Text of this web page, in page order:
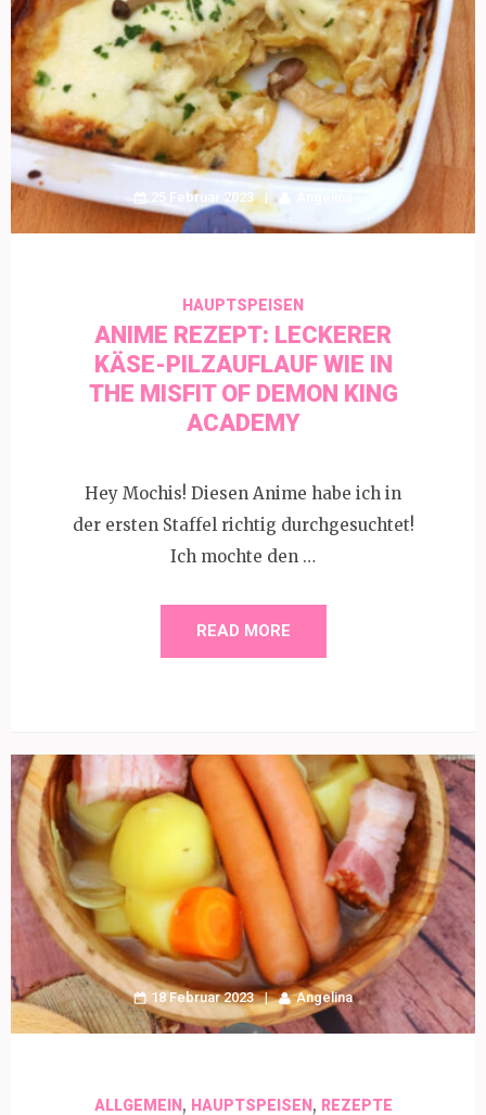
25 Februar 2023
HAUPTSPEISEN
ANIME REZEPT: LECKERER
KÄSE-PILZAUFLAUF WIE IN
THE MISFIT OF DEMON KING
ACADEMY
Hey Mochis! Diesen Anime habe ich in
der ersten Staffel richtig durchgesuchtet!
Ich mochte den …
READ MORE
18 Februar 2023 Angelina
ALLGEMEIN, HAUPTSPEISEN, REZEPTE